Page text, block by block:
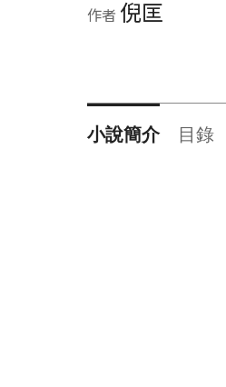
作者 倪匡
小說簡介 目錄